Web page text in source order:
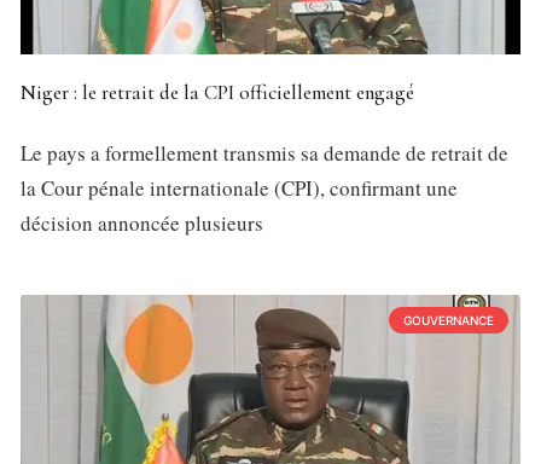
Niger : le retrait de la CPI officiellement engagé
Le pays a formellement transmis sa demande de retrait de
la Cour pénale internationale (CPI), confirmant une
décision annoncée plusieurs
GOUVERNANCE